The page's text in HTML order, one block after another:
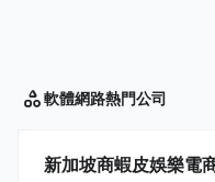
軟體網路熱門公司
新加坡商蝦皮娛樂電